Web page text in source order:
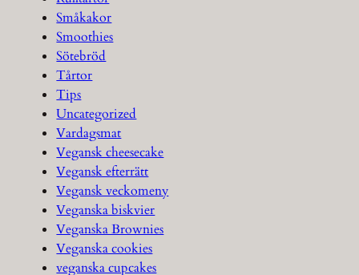
Småkakor
Smoothies
Sötebröd
Tårtor
Tips
Uncategorized
Vardagsmat
Vegansk cheesecake
Vegansk efterrätt
Vegansk veckomeny
Veganska biskvier
Veganska Brownies
Veganska cookies
veganska cupcakes